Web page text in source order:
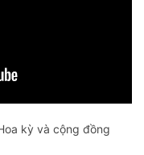
kỳ và cộng đồng